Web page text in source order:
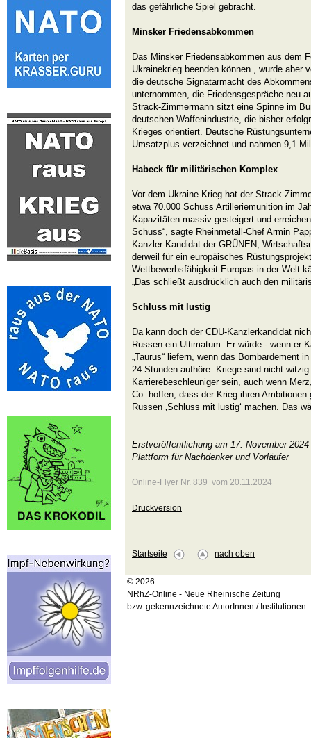
das gefährliche Spiel gebracht.
Minsker Friedensabkommen
Das Minsker Friedensabkommen aus dem
Ukrainekrieg beenden können , wurde aber
die deutsche Signatarmacht des
unternommen, die Friedensgespräche neu
Strack-Zimmermann sitzt eine Spinne im
deutschen Waffenindustrie, die bisher
Krieges orientiert. Deutsche
Umsatzplus verzeichnet und nahmen 9,1
Habeck für militärischen Komplex
Vor dem Ukraine-Krieg hat der Strack-
etwa 70.000 Schuss Artilleriemunition im
Kapazitäten massiv gesteigert und
Schuss“, sagte Rheinmetall-Chef Armin
Kanzler-Kandidat der GRÜNEN,
derweil für ein europäisches
Wettbewerbsfähigkeit Europas in der Welt
„Das schließt ausdrücklich auch den
Schluss mit lustig
Da kann doch der CDU-Kanzlerkandidat
Russen ein Ultimatum: Er würde - wenn er
„Taurus“ liefern, wenn das Bombardement
24 Stunden aufhöre. Kriege sind nicht
Karrierebeschleuniger sein, auch wenn
Co. hoffen, dass der Krieg ihren
Russen ‚Schluss mit lustig‘ machen. Das
Erstveröffentlichung am 17. November
Plattform für Nachdenker und Vorläufer
Online-Flyer Nr. 839 vom 20.11.2024
Druckversion
Startseite nach oben
© 2026
NRhZ-Online - Neue Rheinische Zeitung
bzw. gekennzeichnete AutorInnen / Institutionen